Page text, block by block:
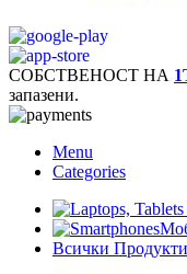
СОБСТВЕНОСТ НА
запазени.
Menu
Categories
Всички Продукти